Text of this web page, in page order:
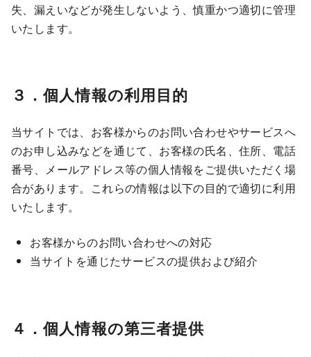
失、漏えいなどが発生しないよう、慎重かつ適切に管理
いたします。
３．個人情報の利用目的
当サイトでは、お客様からのお問い合わせやサービスへ
のお申し込みなどを通じて、お客様の氏名、住所、電話
番号、メールアドレス等の個人情報をご提供いただく場
合があります。これらの情報は以下の目的で適切に利用
いたします。
お客様からのお問い合わせへの対応
当サイトを通じたサービスの提供および紹介
４．個人情報の第三者提供